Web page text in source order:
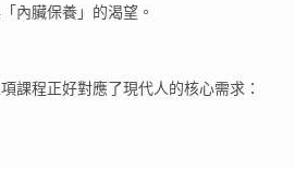
內臟保養」的渴望。
課程正好對應了現代人的核心需求：